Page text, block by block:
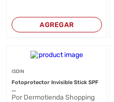
AGREGAR
ISDIN
Fotoprotector Invisible Stick SPF
...
Por Dermotienda Shopping